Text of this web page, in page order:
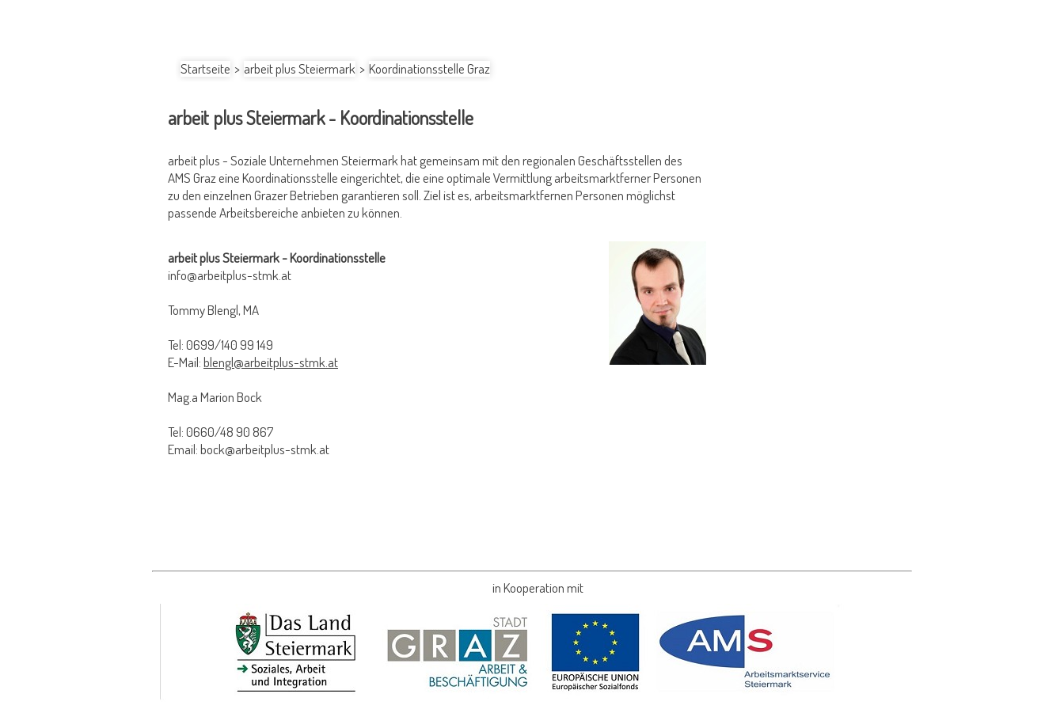
Startseite > arbeit plus Steiermark > Koordinationsstelle Graz
arbeit plus Steiermark - Koordinationsstelle
arbeit plus - Soziale Unternehmen Steiermark hat gemeinsam mit den regionalen Geschäftsstellen des
AMS Graz eine Koordinationsstelle eingerichtet, die eine optimale Vermittlung arbeitsmarktferner Personen
zu den einzelnen Grazer Betrieben garantieren soll. Ziel ist es, arbeitsmarktfernen Personen möglichst
passende Arbeitsbereiche anbieten zu können.
arbeit plus Steiermark - Koordinationsstelle
info@arbeitplus-stmk.at
Tommy Blengl, MA
Tel: 0699/140 99 149
E-Mail:blengl@arbeitplus-stmk.at
Mag.a Marion Bock
Tel: 0660/48 90 867
Email: bock@arbeitplus-stmk.at
in Kooperation mit